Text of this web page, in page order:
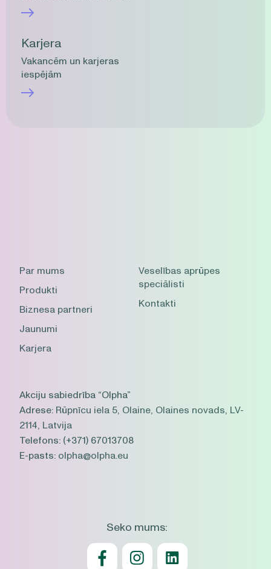
Karjera
Vakancēm un karjeras
iespējām
Akciju sabiedrība “Olpha”
Adrese: Rūpnīcu iela 5, Olaine, Olaines novads, LV-
2114, Latvija
Telefons: (+371) 67013708
E-pasts: olpha@olpha.eu
Par mums
Produkti
Biznesa partneri
Jaunumi
Karjera
Veselības aprūpes
speciālisti
Kontakti
Seko mums: